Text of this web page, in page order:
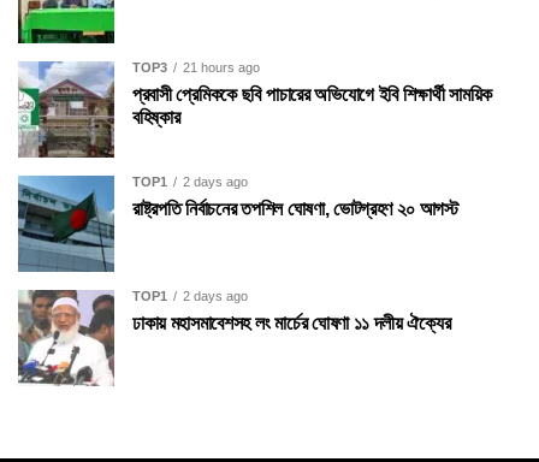
TOP3 21 hours ago
প্রবাসী প্রেমিককে ছবি পাচারের অভিযোগে ইবি শিক্ষার্থী সাময়িক
বহিষ্কার
TOP1 2 days ago
রাষ্ট্রপতি নির্বাচনের তপশিল ঘোষণা, ভোটগ্রহণ ২০ আগস্ট
TOP1 2 days ago
ঢাকায় মহাসমাবেশসহ লং মার্চের ঘোষণা ১১ দলীয় ঐক্যের